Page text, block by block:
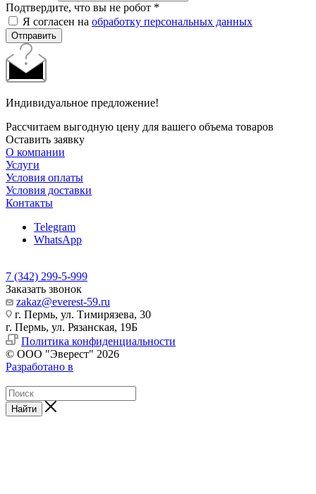
Подтвердите, что вы не робот *
Я согласен на обработку персональных данных
Отправить
Индивидуальное предложение!
Рассчитаем выгодную цену для вашего объема товаров
Оставить заявку
О компании
Услуги
Условия оплаты
Условия доставки
Контакты
Telegram
WhatsApp
7 (342) 299-5-999
Заказать звонок
zakaz@everest-59.ru
г. Пермь, ул. Тимирязева, 30
г. Пермь, ул. Рязанская, 19Б
Политика конфиденциальности
© ООО "Эверест" 2026
Разработано в
Найти